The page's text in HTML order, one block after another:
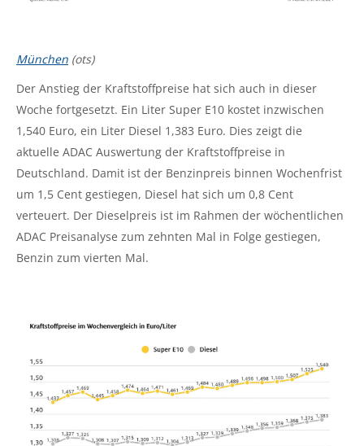
München (ots)
Der Anstieg der Kraftstoffpreise hat sich auch in dieser
Woche fortgesetzt. Ein Liter Super E10 kostet inzwischen
1,540 Euro, ein Liter Diesel 1,383 Euro. Dies zeigt die
aktuelle ADAC Auswertung der Kraftstoffpreise in
Deutschland. Damit ist der Benzinpreis binnen Wochenfrist
um 1,5 Cent gestiegen, Diesel hat sich um 0,8 Cent
verteuert. Der Dieselpreis ist im Rahmen der wöchentlichen
ADAC Preisanalyse zum zehnten Mal in Folge gestiegen,
Benzin zum vierten Mal.